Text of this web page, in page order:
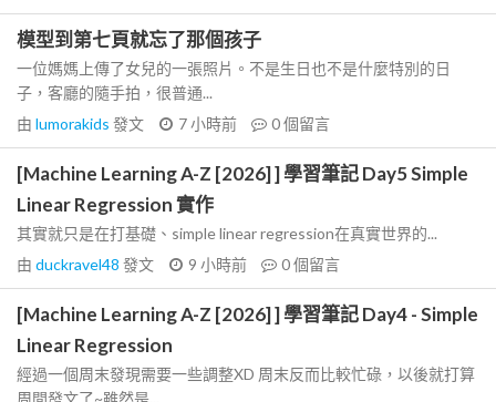
模型到第七頁就忘了那個孩子
一位媽媽上傳了女兒的一張照片。不是生日也不是什麼特別的日
子，客廳的隨手拍，很普通...
由 lumorakids 發文 7 小時前 0個留言
[Machine Learning A-Z [2026] ] 學習筆記 Day5 Simple
Linear Regression 實作
其實就只是在打基礎、simple linear regression在真實世界的...
由 duckravel48 發文 9 小時前 0個留言
[Machine Learning A-Z [2026] ] 學習筆記 Day4 - Simple
Linear Regression
經過一個周末發現需要一些調整XD 周末反而比較忙碌，以後就打算
周間發文了~雖然是...